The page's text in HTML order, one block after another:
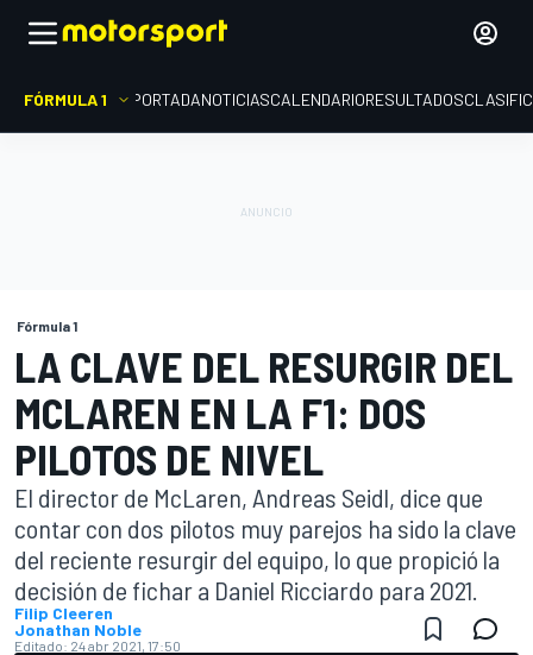
FÓRMULA 1 PORTADANOTICIASCALENDARIORESULTADOS
Fórmula 1
LA CLAVE DEL RESURGIR DEL
MCLAREN EN LA F1: DOS
PILOTOS DE NIVEL
El director de McLaren, Andreas Seidl, dice que
contar con dos pilotos muy parejos ha sido la clave
del reciente resurgir del equipo, lo que propició la
decisión de fichar a Daniel Ricciardo para 2021.
Filip Cleeren
Jonathan Noble
Editado: 24 abr 2021, 17:50